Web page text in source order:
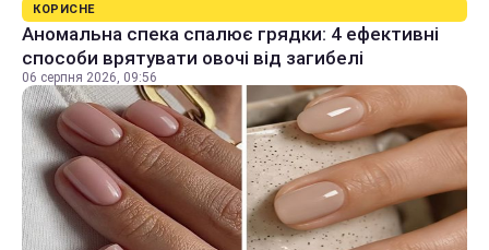
КОРИСНЕ
Аномальна спека спалює грядки: 4 ефективні
способи врятувати овочі від загибелі
06 серпня 2026, 09:56